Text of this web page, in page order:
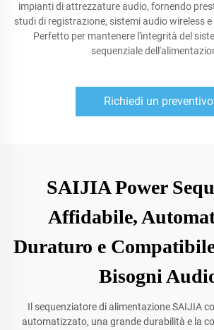
impianti di attrezzature audio, fornendo
studi di registrazione, sistemi audio wireless
Perfetto per mantenere l'integrità del
sequenziale
Richiedi un preventivo
SAIJIA Power
Affidabile,
Duraturo e
Bisogni
Il sequenziatore di alimentazione SAIJIA
automatizzato, una grande durabilità e la